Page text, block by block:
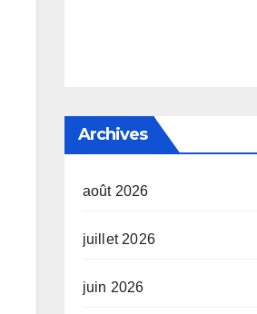
Archives
août 2026
juillet 2026
juin 2026